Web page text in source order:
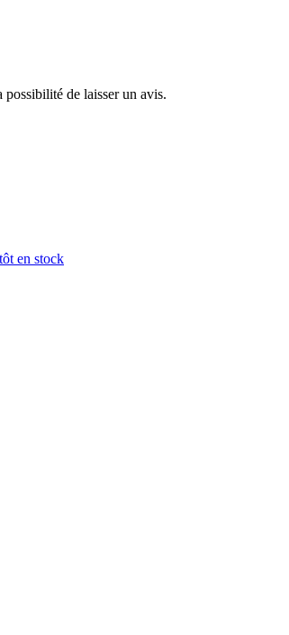
possibilité de laisser un avis.
en stock